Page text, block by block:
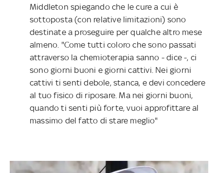
Middleton spiegando che le cure a cui è
sottoposta (con relative limitazioni) sono
destinate a proseguire per qualche altro mese
almeno. "Come tutti coloro che sono passati
attraverso la chemioterapia sanno - dice -, ci
sono giorni buoni e giorni cattivi. Nei giorni
cattivi ti senti debole, stanca, e devi concedere
al tuo fisico di riposare. Ma nei giorni buoni,
quando ti senti più forte, vuoi approfittare al
massimo del fatto di stare meglio"